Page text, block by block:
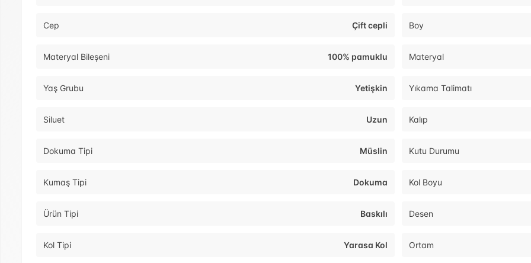
Cep Çift cepli Boy
Materyal Bileşeni 100% pamuklu Materyal
Yaş Grubu Yetişkin Yıkama Talimatı
Siluet Uzun Kalıp
Dokuma Tipi Müslin Kutu Durumu
Kumaş Tipi Dokuma Kol Boyu
Ürün Tipi Baskılı Desen
Kol Tipi Yarasa Kol Ortam